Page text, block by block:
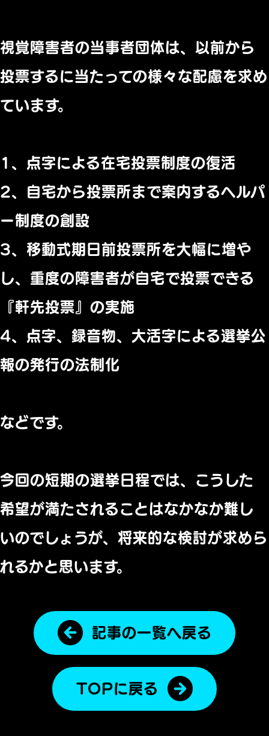
視覚障害者の当事者団体は、 以前から
投票するに当たっての様々な配慮を求め
ています。
1、点字による在宅投票制度の復活
2、自宅から投票所まで案内するヘルパ
ー制度の創設
3、移動式期日前投票所を大幅に増や
し、 重度の障害者が自宅で投票できる
『軒先投票』の実施
4、点字、録音物、大活字による選挙公
報の発行の法制化
などです。
今回の短期の選挙日程では、 こうした
希望が満たされることはなかなか難し
いのでしょうが、将来的な検討が求めら
れるかと思います。
記事の一覧へ戻る
TOPに戻る